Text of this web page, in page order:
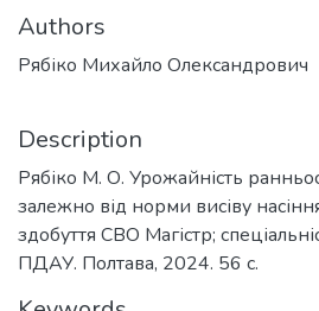
Authors
Рябіко Михайло Олександрович
Description
Рябіко М. О. Урожайність
залежно від норми висіву
здобуття СВО Магістр;
ПДАУ. Полтава, 2024. 56 с.